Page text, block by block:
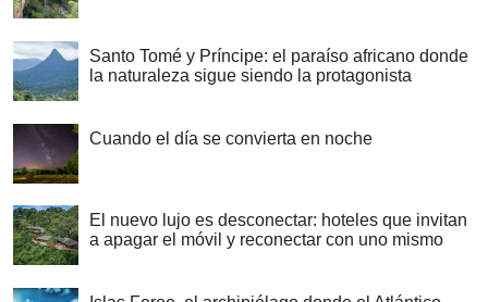
Santo Tomé y Príncipe: el paraíso africano donde
la naturaleza sigue siendo la protagonista
Cuando el día se convierta en noche
El nuevo lujo es desconectar: hoteles que invitan
a apagar el móvil y reconectar con uno mismo